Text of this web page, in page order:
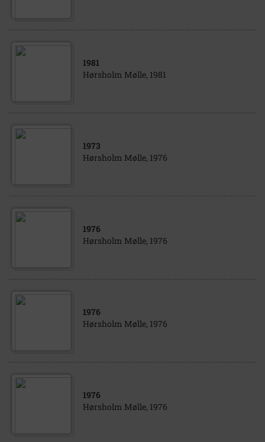
1981
Hørsholm Mølle, 1981
1973
Hørsholm Mølle, 1976
1976
Hørsholm Mølle, 1976
1976
Hørsholm Mølle, 1976
1976
Hørsholm Mølle, 1976